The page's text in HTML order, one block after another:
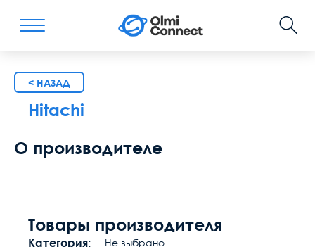
< НАЗАД
Hitachi
О производителе
Товары производителя
Категория: Не выбрано